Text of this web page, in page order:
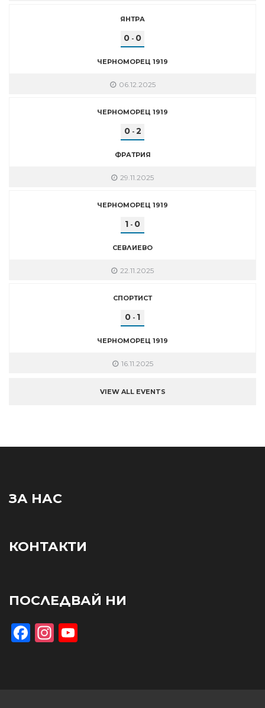
ЯНТРА
0 - 0
ЧЕРНОМОРЕЦ 1919
06.12.2025
ЧЕРНОМОРЕЦ 1919
0- 2
ФРАТРИЯ
29.11.2025
ЧЕРНОМОРЕЦ 1919
1 - 0
СЕВЛИЕВО
22.11.2025
СПОРТИСТ
0 - 1
ЧЕРНОМОРЕЦ 1919
16.11.2025
VIEW ALL EVENTS
ЗА НАС
КОНТАКТИ
ПОСЛЕДВАЙ НИ
Facebook
Instagram